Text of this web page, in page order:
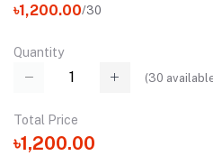
৳1,200.00/30
Quantity
(30
Total Price
৳1,200.00